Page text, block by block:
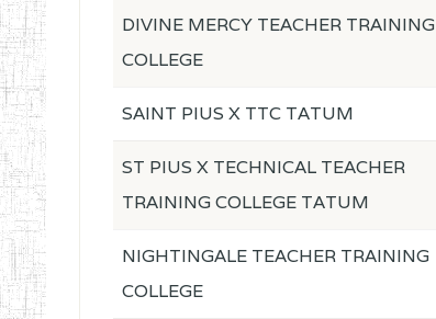
DIVINE MERCY TEACHER TRAINING
COLLEGE
SAINT PIUS X TTC TATUM
ST PIUS X TECHNICAL TEACHER
TRAINING COLLEGE TATUM
NIGHTINGALE TEACHER TRAINING
COLLEGE